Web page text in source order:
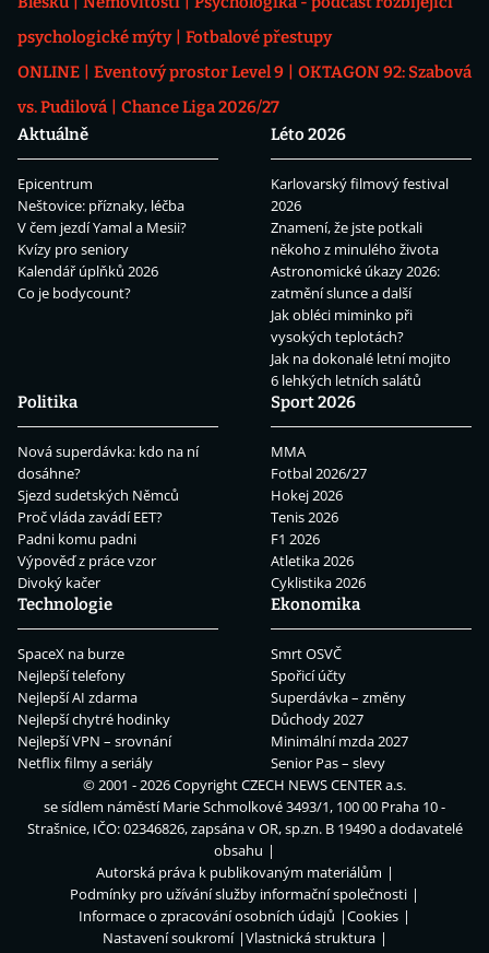
psychologické mýty
Fotbalové přestupy
ONLINE
Eventový prostor Level 9
OKTAGON 92: Szabová
vs. Pudilová
Chance Liga 2026/27
Aktuálně
Epicentrum
Neštovice: příznaky, léčba
V čem jezdí Yamal a Mesii?
Kvízy pro seniory
Kalendář úplňků 2026
Co je bodycount?
Léto 2026
Karlovarský filmový festival
2026
Znamení, že jste potkali
někoho z minulého života
Astronomické úkazy 2026:
zatmění slunce a další
Jak obléci miminko při
vysokých teplotách?
Jak na dokonalé letní mojito
6 lehkých letních salátů
Politika
Nová superdávka: kdo na ní
dosáhne?
Sjezd sudetských Němců
Proč vláda zavádí EET?
Padni komu padni
Výpověď z práce vzor
Divoký kačer
Sport 2026
MMA
Fotbal 2026/27
Hokej 2026
Tenis 2026
F1 2026
Atletika 2026
Cyklistika 2026
Technologie
SpaceX na burze
Nejlepší telefony
Nejlepší AI zdarma
Nejlepší chytré hodinky
Nejlepší VPN – srovnání
Netflix filmy a seriály
Ekonomika
Smrt OSVČ
Spořicí účty
Superdávka – změny
Důchody 2027
Minimální mzda 2027
Senior Pas – slevy
© 2001 - 2026 CopyrightCZECH NEWS CENTER a.s.
se sídlem náměstí Marie Schmolkové 3493/1, 100 00 Praha 10 -
Strašnice, IČO: 02346826, zapsána v OR, sp.zn. B 19490 a dodavatelé
obsahu
Autorská práva k publikovaným materiálům
Podmínky pro užívání služby informační společnosti
Informace o zpracování osobních údajů
Cookies
Nastavení soukromí
Vlastnická struktura